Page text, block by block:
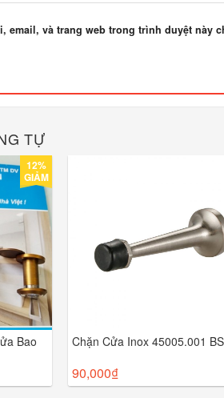
email, và trang web trong trình duyệt này
TỰ
12%
GIẢM
Bao
Chặn Cửa Inox 45005.001
90,000₫